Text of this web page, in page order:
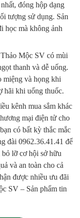
đóng hộp dạng
tượng sử dụng. Sản
học mà không ảnh
Mộc SV có mùi
thanh và dễ uống.
miệng và họng khi
hãi khi uống thuốc.
kênh mua sắm khác
mại điện tử cho
có bất kỳ thắc mắc
đài 0962.36.41.41 để
lỡ cơ hội sở hữu
và an toàn cho cả
được nhiều ưu đãi
SV – Sản phẩm tin